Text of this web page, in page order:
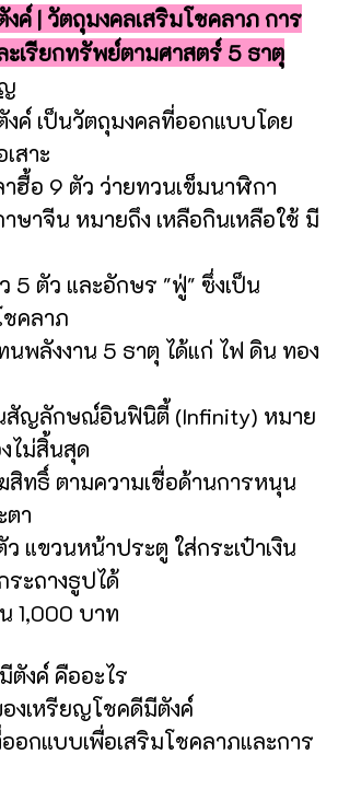
ค์ | วัตถุมงคลเสริมโชคลาภ การ
ะเรียกทรัพย์ตามศาสตร์ 5 ธาตุ
ค์ เป็นวัตถุมงคลที่ออกแบบโดย
สาะ
ฮื้อ 9 ตัว ว่ายทวนเข็มนาฬิกา
ษาจีน หมายถึง เหลือกินเหลือใช้ มี
5 ตัว และอักษร "ฟู่" ซึ่งเป็น
คลาภ
นพลังงาน 5 ธาตุ ได้แก่ ไฟ ดิน ทอง
สัญลักษณ์อินฟินิตี้ (Infinity) หมาย
ไม่สิ้นสุด
สิทธิ์ ตามความเชื่อด้านการหนุน
ตา
แขวนหน้าประตู ใส่กระเป๋าเงิน
ะถางธูปได้
1,000 บาท
ตังค์ คืออะไร
องเหรียญโชคดีมีตังค์
อกแบบเพื่อเสริมโชคลาภและการ